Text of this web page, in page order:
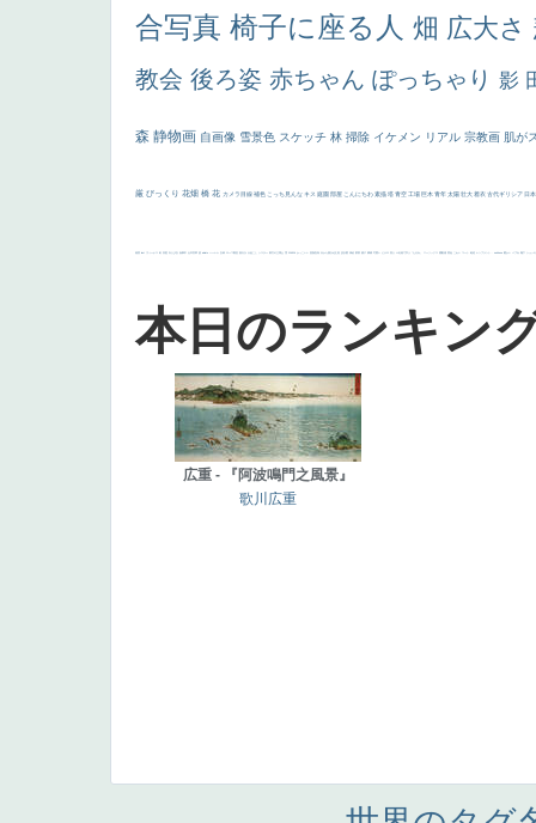
合写真 椅子に座る人 畑 広大さ
教会 後ろ姿 赤ちゃん ぽっちゃり 影
森 静物画 自画像 雪景色 スケッチ 林 掃除 イケメン リアル 宗教画 肌が
厳 びっくり 花畑 橋 花 カメラ目線 補色 こっち見んな キス 庭園 部屋 こんにちわ 素描 塔 青空 工場 巨木 青年 太陽 壮大 着衣 古代ギリシア 日
画質 last ヴィーナス 剣 白人少女 食事中 山本芳翠 麦 alciato ハーレム 女神 ローマ教皇 奥行き 火起こし シスター 東方の三博士 114514 かっこいい 受胎告知 天から覗き込む顔 設計図 挿絵 群衆 親子 裸婦 可愛い ピサロ ＃名画で学ぶ「たるみ」 ニーソックス 躍動感 黄色 こわい コート 畦道 レンブラント・ sekkusu 暖かい バブみ 靴下 ショッ
本日のランキン
広重 - 『阿波鳴門之風景』
歌川広重